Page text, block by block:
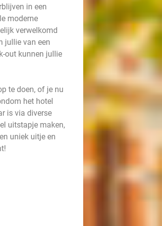
in een
moderne
verwelkomd
jullie van een
out kunnen jullie
te doen, of je nu
het hotel
is via diverse
uitstapje maken,
uniek uitje en